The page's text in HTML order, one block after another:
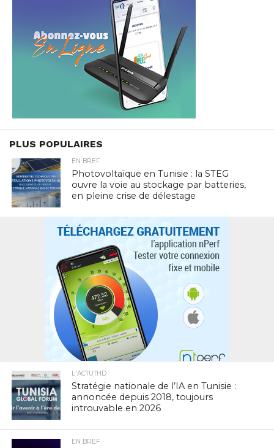
PLUS POPULAIRES
EN BREF
Photovoltaïque en Tunisie : la STEG
ouvre la voie au stockage par batteries,
en pleine crise de délestage
L'ACTUTHD
Stratégie nationale de l’IA en Tunisie :
annoncée depuis 2018, toujours
introuvable en 2026
EN BREF